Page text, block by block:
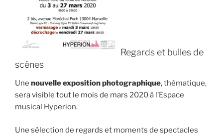
Regards et bulles de
scènes
Une nouvelle exposition photographique, thématique,
sera visible tout le mois de mars 2020 à l’Espace
musical Hyperion.
Une sélection de regards et moments de spectacles